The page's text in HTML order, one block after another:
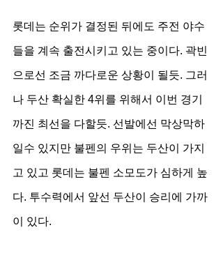
롯데는 순위가 결정된 뒤에도 주전 야수
들을 계속 출전시키고 있는 중이다. 곽빈
으로선 조금 까다로운 상황이 될듯. 그러
나 두산 확실한 4위를 위해서 이번 경기
까진 최선을 다할듯. 선발에선 막상막하
일수 있지만 불펜의 우위는 두산이 가지
고 있고 롯데는 불펜 소모도가 심하게 높
다. 투수력에서 앞선 두산이 승리에 가까
이 있다.